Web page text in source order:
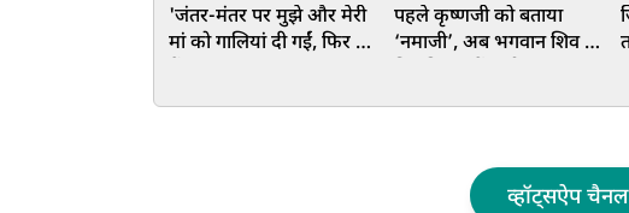
'जंतर-मंतर पर मुझे और मेरी
मां को गालियां दी गईं, फिर भी
पहले कृष्णजी को बताया
‘नमाजी’, अब भगवान शिव पर
व्हॉट्सऐप